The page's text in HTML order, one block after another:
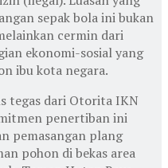
sepak bola ini bukan
cermin dari
ekonomi-sosial yang
ibu kota negara.
tegas dari Otorita IKN
penertiban ini
pemasangan plang
pohon di bekas area